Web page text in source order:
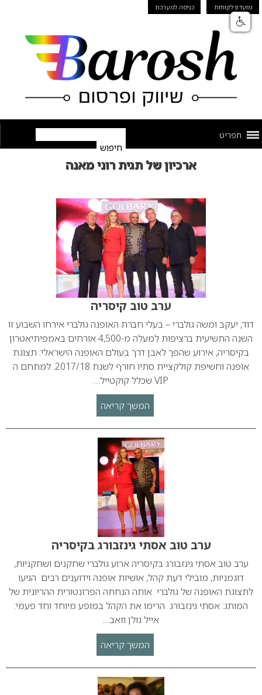
מועדון לקוחות כניסה למערכת
תפריט
ארכיון של תגית רוני מאנה
ערב טוב קיסריה
דוד, יעקב ומשה גולברי – בעלי חברת האופנה גולברי אירחו השבוע זו
השנה התשיעית ברציפות למעלה מ-4,500 אורחים באמפיתיאטרון
בקיסריה, אירוע שהפך לאבן דרך בעולם האופנה הישראלי: תצוגת
אופנה וחשיפת קולקציית סתיו חורף לשנת 2017/18. למתחם ה
VIP שכלל קוקטייל…
המשך קריאה
ערב טוב אסתי גינזבורג בקיסריה
ערב טוב אסתי גינזבורג בקיסריה ארוע גולברי שחקנים ושחקניות,
דוגמניות, מובילי דעת קהל, אושיות אופנה וידוענים רבים הגיעו
לתצוגת האופנה של גולברי אותה הנחתה הפרזנטורית ההריונית של
המותג: אסתי גינזבורג הרימו את הקהל במופע מיוחד וחד פעמי:
אייל גולן וזאב…
המשך קריאה